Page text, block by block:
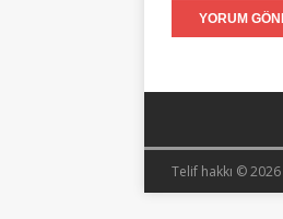
Telif hakkı ©